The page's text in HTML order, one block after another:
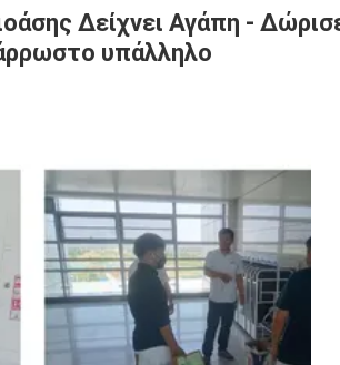
Δείχνει Αγάπη -
υπάλληλο